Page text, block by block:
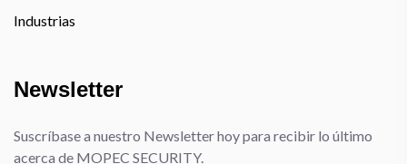
Industrias
Newsletter
Suscríbase a nuestro Newsletter hoy para recibir lo último
acerca de MOPEC SECURITY.